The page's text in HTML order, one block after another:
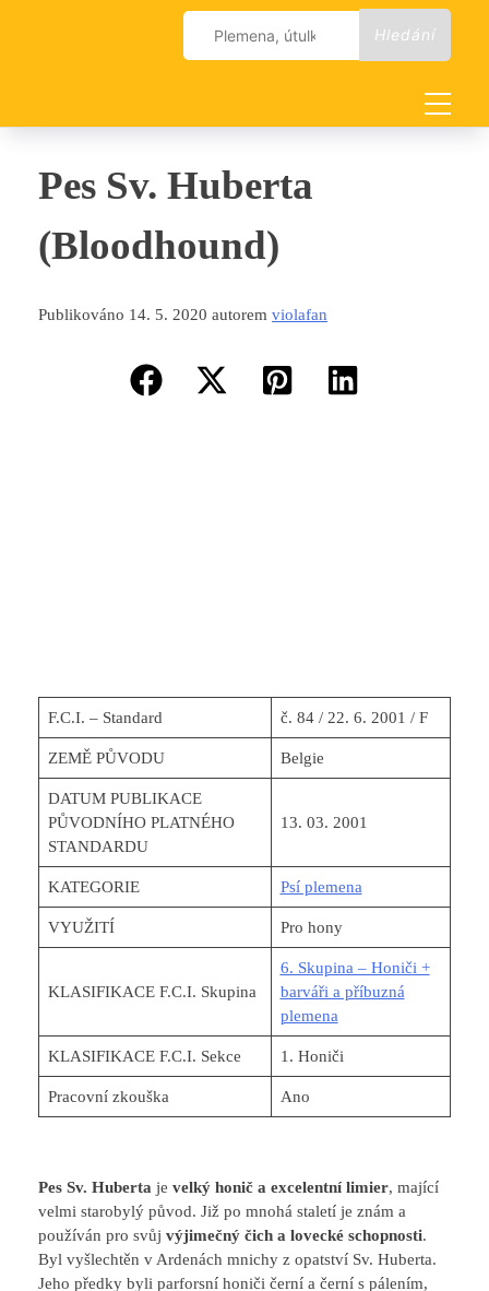
Vyhledávání
Pes Sv. Huberta
(Bloodhound)
Publikováno 14. 5. 2020 autorem violafan
F.C.I. – Standard č. 84 / 22. 6. 2001 / F
ZEMĚ PŮVODU Belgie
DATUM PUBLIKACE
PŮVODNÍHO PLATNÉHO
STANDARDU
13. 03. 2001
KATEGORIE Psí plemena
VYUŽITÍ Pro hony
KLASIFIKACE F.C.I. Skupina
6. Skupina – Honiči +
barváři a příbuzná
plemena
KLASIFIKACE F.C.I. Sekce 1. Honiči
Pracovní zkouška Ano
Pes Sv. Huberta je velký honič a excelentní limier, mající
velmi starobylý původ. Již po mnohá staletí je znám a
používán pro svůj výjimečný čich a lovecké schopnosti.
Byl vyšlechtěn v Ardenách mnichy z opatství Sv. Huberta.
Jeho předky byli parforsní honiči černí a černí s pálením,